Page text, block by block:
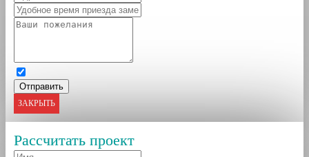
ЗАКРЫТЬ
Рассчитать проект